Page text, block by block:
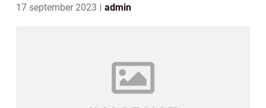
17 september 2023 admin